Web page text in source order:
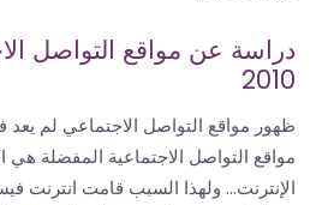
دراسة عن مواقع التواصل
2010
ظهور مواقع التواصل الاجتماعي لم يعد
مواقع التواصل الاجتماعية المفضلة هي
الإنترنت... ولهذا السبب قامت انترنت